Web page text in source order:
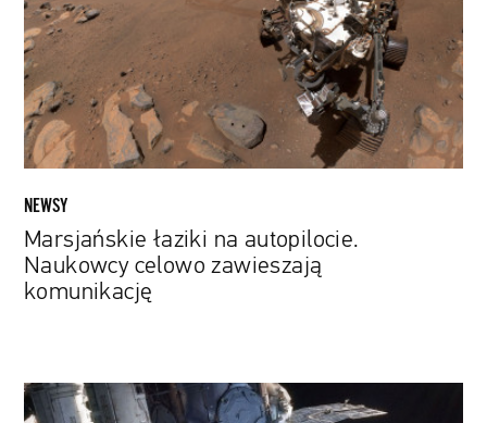
Naukowcy
celowo
zawieszają
komunikację
NEWSY
Marsjańskie łaziki na autopilocie.
Naukowcy celowo zawieszają
komunikację
Loty